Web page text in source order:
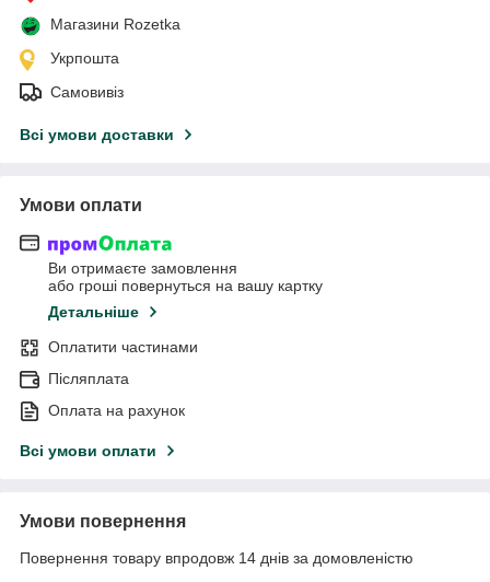
Магазини Rozetka
Укрпошта
Самовивіз
Всі умови доставки
Умови оплати
Ви отримаєте замовлення
або гроші повернуться на вашу картку
Детальніше
Оплатити частинами
Післяплата
Оплата на рахунок
Всі умови оплати
Умови повернення
Повернення товару впродовж 14 днів за домовленістю